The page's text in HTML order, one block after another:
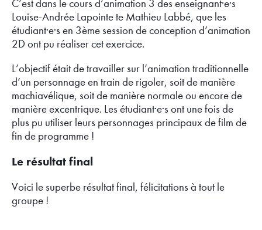
C’est dans le cours d’animation 3 des enseignant·e·s
Louise-Andrée Lapointe te Mathieu Labbé, que les
étudiant·e·s en 3ème session de conception d’animation
2D ont pu réaliser cet exercice.
L’objectif était de travailler sur l’animation traditionnelle
d’un personnage en train de rigoler, soit de manière
machiavélique, soit de manière normale ou encore de
manière excentrique. Les étudiant·e·s ont une fois de
plus pu utiliser leurs personnages principaux de film de
fin de programme !
Le résultat final
Voici le superbe résultat final, félicitations à tout le
groupe !